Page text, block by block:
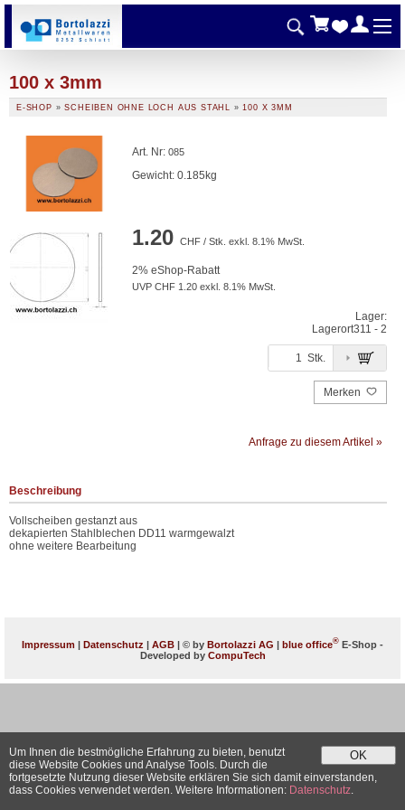
100 x 3mm
E-SHOP »SCHEIBEN OHNE LOCH AUS STAHL »100 X 3MM
Art. Nr: 085
Gewicht: 0.185kg
1.20 CHF / Stk. exkl. 8.1% MwSt.
2% eShop-Rabatt
UVP CHF 1.20 exkl. 8.1% MwSt.
Lager:
Lagerort311 - 2
Stk.
Merken
Anfrage zu diesem Artikel »
Beschreibung
Vollscheiben gestanzt aus
dekapierten Stahlblechen DD11 warmgewalzt
ohne weitere Bearbeitung
Impressum | Datenschutz | AGB | © by Bortolazzi AG | blue office® E-Shop -
Developed by CompuTech
OK
Um Ihnen die bestmögliche Erfahrung zu bieten, benutzt
diese Website Cookies und Analyse Tools. Durch die
fortgesetzte Nutzung dieser Website erklären Sie sich damit einverstanden,
dass Cookies verwendet werden. Weitere Informationen: Datenschutz.